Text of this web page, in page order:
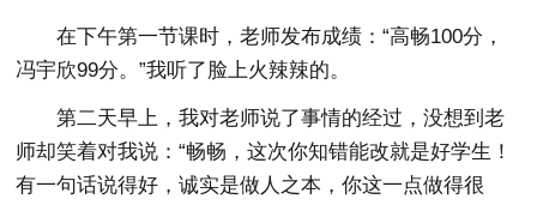
在下午第一节课时，老师发布成绩：“高畅100分，
冯宇欣99分。”我听了脸上火辣辣的。
第二天早上，我对老师说了事情的经过，没想到老
师却笑着对我说：“畅畅，这次你知错能改就是好学生！
有一句话说得好，诚实是做人之本，你这一点做得很